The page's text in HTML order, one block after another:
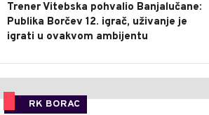
Trener Vitebska pohvalio Banjalučane:
Publika Borčev 12. igrač, uživanje je
igrati u ovakvom ambijentu
RK BORAC